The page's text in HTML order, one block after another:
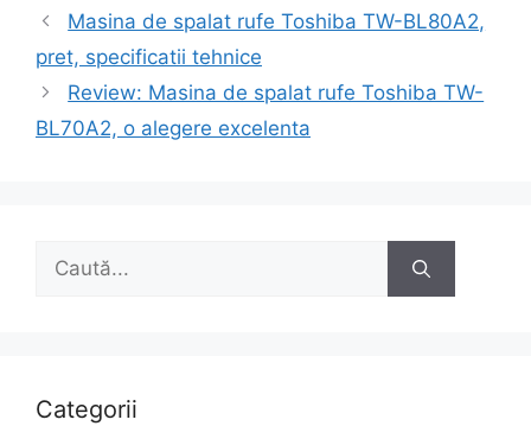
Navigare
în
articole
Masina de spalat rufe Toshiba TW-BL80A2,
pret, specificatii tehnice
Review: Masina de spalat rufe Toshiba TW-
BL70A2, o alegere excelenta
Caută
Categorii